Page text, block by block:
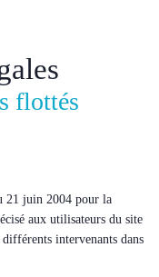
flottés
21 juin 2004 pour la
aux utilisateurs du site
intervenants dans